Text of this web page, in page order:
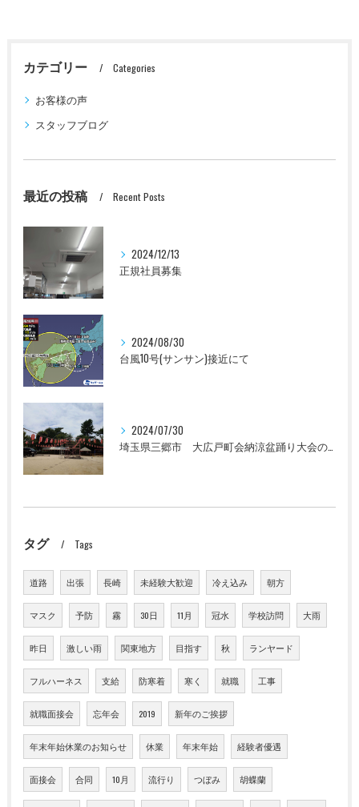
カテゴリー Categories
お客様の声
スタッフブログ
最近の投稿 Recent Posts
2024/12/13
正規社員募集
2024/08/30
台風10号(サンサン)接近にて
2024/07/30
埼玉県三郷市 大広戸町会納涼盆踊り大会のお知らせ 2024
タグ Tags
道路 出張 長崎 未経験大歓迎 冷え込み 朝方
マスク 予防 霧 30日 11月 冠水 学校訪問 大雨
昨日 激しい雨 関東地方 目指す 秋 ランヤード
フルハーネス 支給 防寒着 寒く 就職 工事
就職面接会 忘年会 2019 新年のご挨拶
年末年始休業のお知らせ 休業 年末年始 経験者優遇
面接会 合同 10月 流行り つぼみ 胡蝶蘭